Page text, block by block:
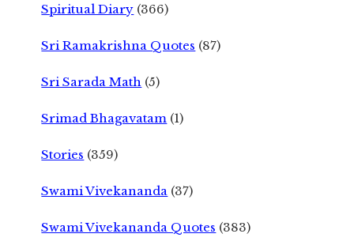
Spiritual Diary (366)
Sri Ramakrishna Quotes (87)
Sri Sarada Math (5)
Srimad Bhagavatam (1)
Stories (359)
Swami Vivekananda (37)
Swami Vivekananda Quotes (383)